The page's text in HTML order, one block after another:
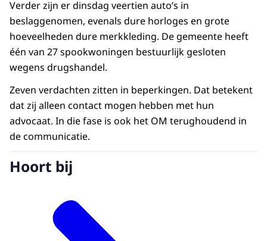
Verder zijn er dinsdag veertien auto’s in
beslaggenomen, evenals dure horloges en grote
hoeveelheden dure merkkleding. De gemeente heeft
één van 27 spookwoningen bestuurlijk gesloten
wegens drugshandel.
Zeven verdachten zitten in beperkingen. Dat betekent
dat zij alleen contact mogen hebben met hun
advocaat. In die fase is ook het OM terughoudend in
de communicatie.
Hoort bij